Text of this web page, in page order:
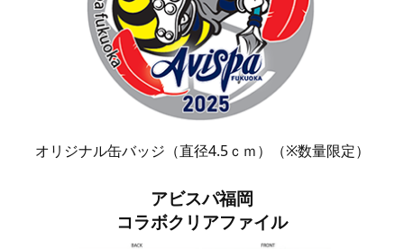
オリジナル缶バッジ（直径4.5ｃｍ）（※数量限定）
アビスパ福岡
コラボクリアファイル